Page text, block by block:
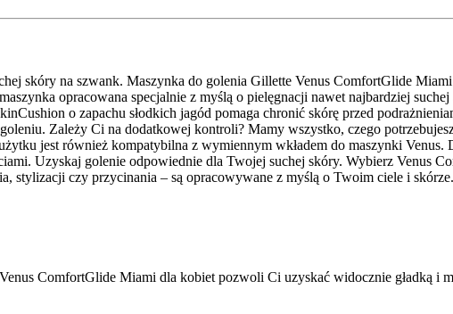
skóry na szwank. Maszynka do golenia Gillette Venus ComfortGlide
opracowana specjalnie z myślą o pielęgnacji nawet najbardziej
o zapachu słodkich jagód pomaga chronić skórę przed
Zależy Ci na dodatkowej kontroli? Mamy wszystko, czego
jest również kompatybilna z wymiennym wkładem do maszynki
Uzyskaj golenie odpowiednie dla Twojej suchej skóry. Wybierz Venus
stylizacji czy przycinania – są opracowywane z myślą o Twoim ciele i
ComfortGlide Miami dla kobiet pozwoli Ci uzyskać widocznie gładką i